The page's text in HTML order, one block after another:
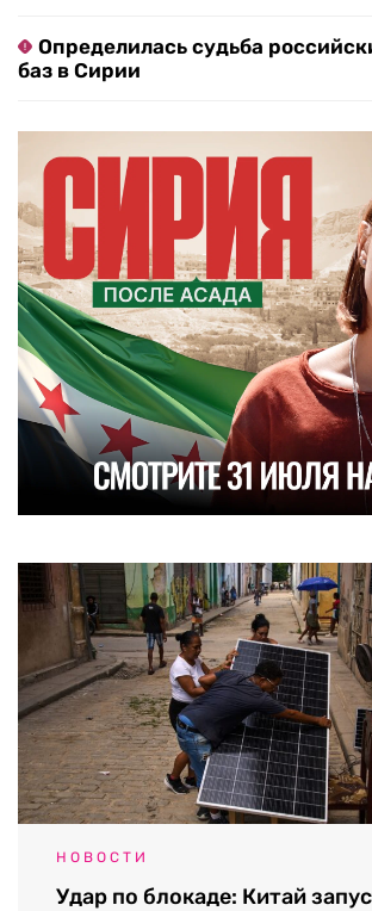
Определилась судьба
баз в Сирии
НОВОСТИ
Удар по блокаде: Китай